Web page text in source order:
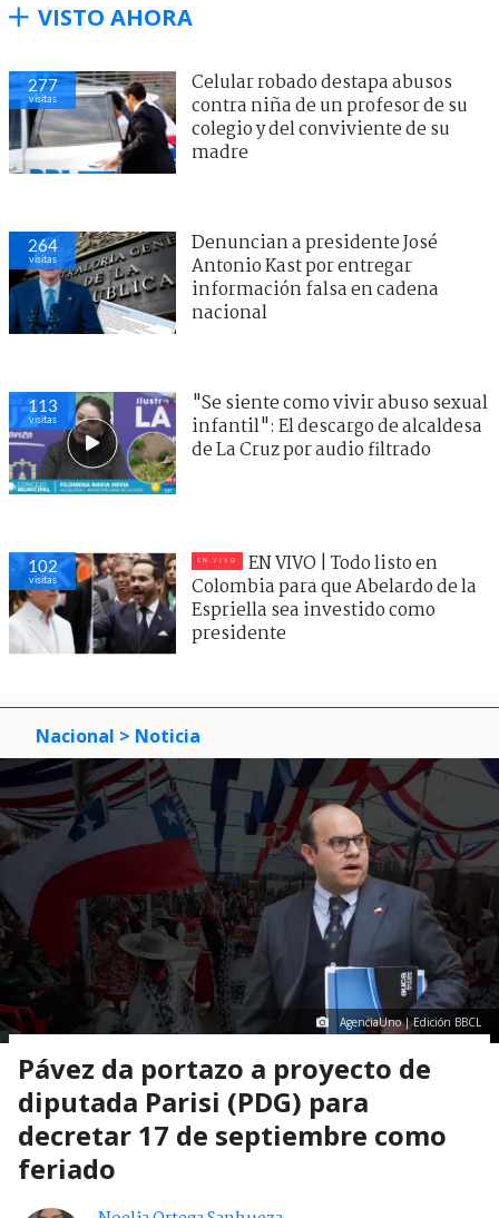
VISTO AHORA
277
visitas
Celular robado destapa abusos
contra niña de un profesor de su
colegio y del conviviente de su
madre
264
visitas
Denuncian a presidente José
Antonio Kast por entregar
información falsa en cadena
nacional
113
visitas
"Se siente como vivir abuso sexual
infantil": El descargo de alcaldesa
de La Cruz por audio filtrado
102
visitas
EN VIVO | Todo listo en
Colombia para que Abelardo de la
Espriella sea investido como
presidente
Nacional > Noticia
AgenciaUno | Edición BBCL
Pávez da portazo a proyecto de
diputada Parisi (PDG) para
decretar 17 de septiembre como
feriado